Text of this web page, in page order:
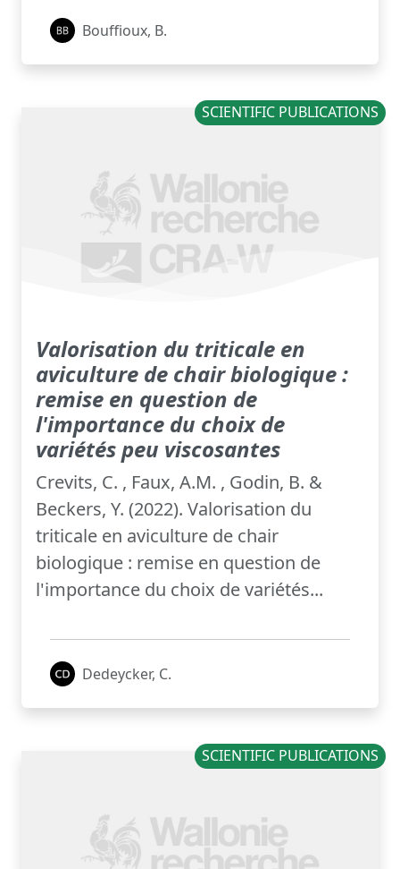
Bouffioux, B.
SCIENTIFIC PUBLICATIONS
Valorisation du triticale en
aviculture de chair biologique :
remise en question de
l'importance du choix de
variétés peu viscosantes
Crevits, C. , Faux, A.M. , Godin, B. &
Beckers, Y. (2022). Valorisation du
triticale en aviculture de chair
biologique : remise en question de
l'importance du choix de variétés...
Dedeycker, C.
SCIENTIFIC PUBLICATIONS